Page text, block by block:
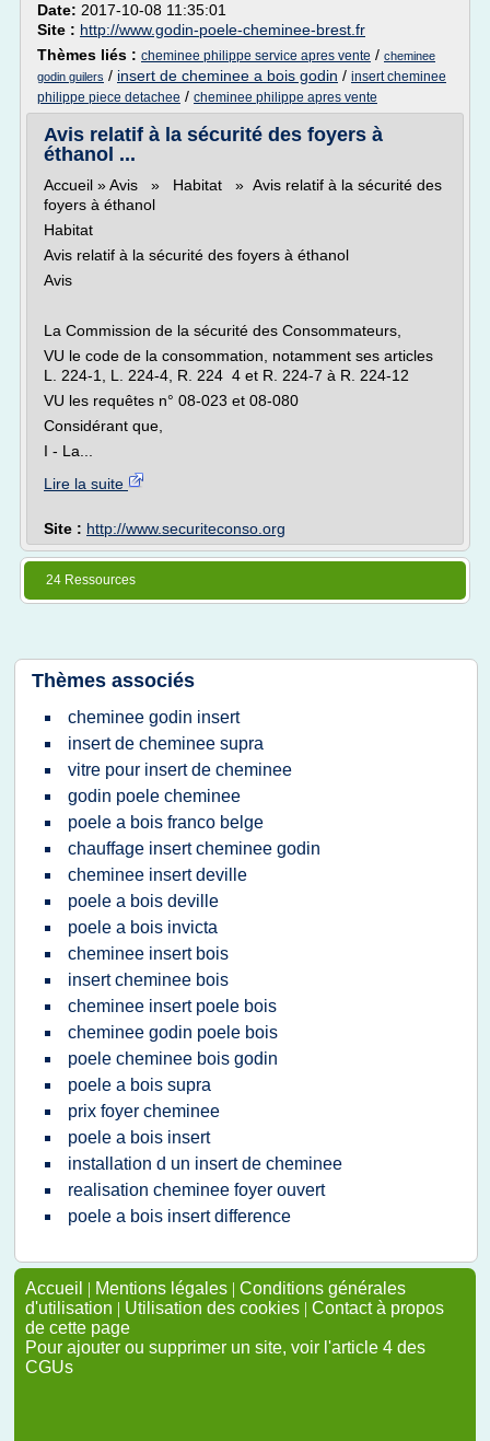
Date: 2017-10-08 11:35:01
Site : http://www.godin-poele-cheminee-brest.fr
Thèmes liés : cheminee philippe service apres vente / cheminee
godin guilers / insert de cheminee a bois godin / insert cheminee
philippe piece detachee / cheminee philippe apres vente
Avis relatif à la sécurité des foyers à
éthanol ...
Accueil » Avis » Habitat » Avis relatif à la sécurité des
foyers à éthanol
Habitat
Avis relatif à la sécurité des foyers à éthanol
Avis
La Commission de la sécurité des Consommateurs,
VU le code de la consommation, notamment ses articles
L. 224-1, L. 224-4, R. 224 4 et R. 224-7 à R. 224-12
VU les requêtes n° 08-023 et 08-080
Considérant que,
I - La...
Lire la suite
Site : http://www.securiteconso.org
24 Ressources
Thèmes associés
cheminee godin insert
insert de cheminee supra
vitre pour insert de cheminee
godin poele cheminee
poele a bois franco belge
chauffage insert cheminee godin
cheminee insert deville
poele a bois deville
poele a bois invicta
cheminee insert bois
insert cheminee bois
cheminee insert poele bois
cheminee godin poele bois
poele cheminee bois godin
poele a bois supra
prix foyer cheminee
poele a bois insert
installation d un insert de cheminee
realisation cheminee foyer ouvert
poele a bois insert difference
Accueil | Mentions légales | Conditions générales
d'utilisation | Utilisation des cookies | Contact à propos
de cette page
Pour ajouter ou supprimer un site, voir l'article 4 des
CGUs